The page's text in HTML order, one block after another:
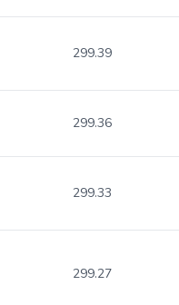
299.39
299.36
299.33
299.27